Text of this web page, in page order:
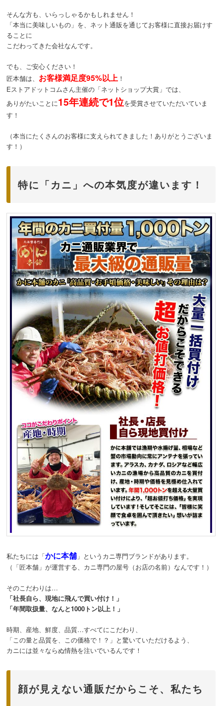
そんな方も、いらっしゃるかもしれません！
「本当に美味しいもの」を、ネット通販を通じてお客様に直接お届けす
ることに
こだわってきた会社なんです。
でも、ご安心ください！
匠本舗は、 お客様満足度95%以上 ！
Eストアドットコムさん主催の「ネットショップ大賞」では、
ありがたいことに15年連続で1位を受賞させていただいていま
す！
（本当にたくさんのお客様に支えられてきました！ありがとうございま
す！）
特に「カニ」への本気度が違います！
私たちには「かに本舗 」というカニ専門ブランドがあります。
（「匠本舗」が運営する、カニ専門の屋号（お店の名前）なんです！）
そのこだわりは…
「社長自ら、現地に飛んで買い付け！」
「年間取扱量、なんと1000トン以上！」
時期、産地、鮮度、品質…すべてにこだわり、
「この量と品質を、この価格で！？」と驚いていただけるよう、
カニには並々ならぬ情熱を注いでいるんです！
顔が見えない通販だからこそ、私たち